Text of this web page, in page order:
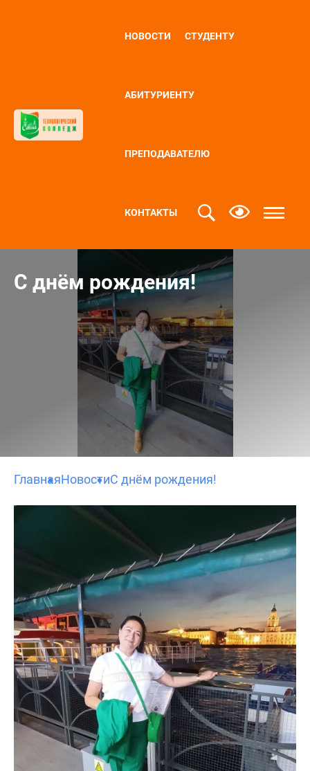
НОВОСТИ СТУДЕНТУ
АБИТУРИЕНТУ
ПРЕПОДАВАТЕЛЮ
КОНТАКТЫ
С днём рождения!
ГлавнаяНовостиС днём рождения!